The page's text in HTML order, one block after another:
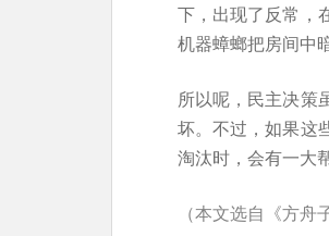
下，出现了反常，
机器蟑螂把房间中
所以呢，民主决策
坏。不过，如果这
淘汰时，会有一大
（本文选自《方